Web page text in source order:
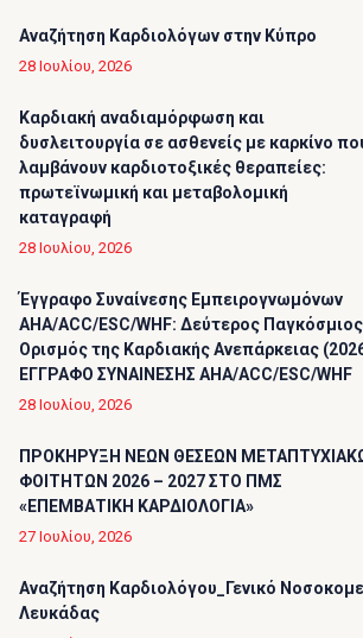
Αναζήτηση Καρδιολόγων στην Κύπρο
28 Ιουλίου, 2026
Καρδιακή αναδιαμόρφωση και
δυσλειτουργία σε ασθενείς με καρκίνο
λαμβάνουν καρδιοτοξικές θεραπείες:
πρωτεϊνωμική και μεταβολομική
καταγραφή
28 Ιουλίου, 2026
Έγγραφο Συναίνεσης Εμπειρογνωμόνων
AHA/ACC/ESC/WHF: Δεύτερος Παγκόσμιος
Ορισμός της Καρδιακής Ανεπάρκειας
ΕΓΓΡΑΦΟ ΣΥΝΑΙΝΕΣΗΣ AHA/ACC/ESC/WHF
28 Ιουλίου, 2026
ΠΡΟΚΗΡΥΞΗ ΝΕΩΝ ΘΕΣΕΩΝ
ΦΟΙΤΗΤΩΝ 2026 – 2027 ΣΤΟ ΠΜΣ
«ΕΠΕΜΒΑΤΙΚΗ ΚΑΡΔΙΟΛΟΓΙΑ»
27 Ιουλίου, 2026
Αναζήτηση Καρδιολόγου_Γενικό
Λευκάδας